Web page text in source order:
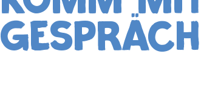
GESPRÄCH